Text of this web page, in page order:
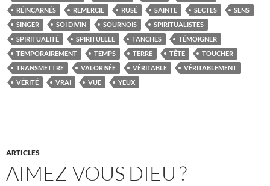
RÉINCARNÉS
REMERCIE RUSÉ SAINTE SECTES
SENS
SINGER
SOI DIVIN SOURNOIS
SPIRITUALISTES
SPIRITUALITÉ
SPIRITUELLE TANCHES
TÉMOIGNER
TEMPORAIREMENT
TEMPS TERRE TÊTE
TOUCHER
TRANSMETTRE
VALORISÉE VÉRITABLE
VÉRITABLEMENT
VÉRITÉ
VRAI VUE YEUX
ARTICLES
AIMEZ-VOUS DIEU ?